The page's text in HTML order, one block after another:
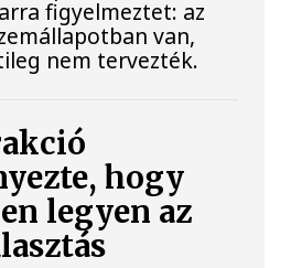
figyelmeztet: az
van,
nem tervezték.
hogy
legyen az